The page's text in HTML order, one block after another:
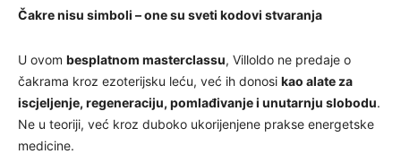
Čakre nisu simboli – one su sveti kodovi stvaranja
U ovom besplatnom masterclassu, Villoldo ne predaje o
čakrama kroz ezoterijsku leću, već ih donosi kao alate za
iscjeljenje, regeneraciju, pomlađivanje i unutarnju slobodu.
Ne u teoriji, već kroz duboko ukorijenjene prakse energetske
medicine.